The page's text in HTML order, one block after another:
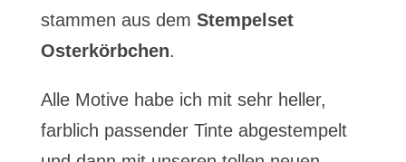
stammen aus dem Stempelset
Osterkörbchen.
Alle Motive habe ich mit sehr heller,
farblich passender Tinte abgestempelt